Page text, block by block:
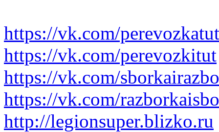
https://vk.com/perevozkatut
https://vk.com/perevozkitut
https://vk.com/
https://vk.com/
http://legionsuper.blizko.ru